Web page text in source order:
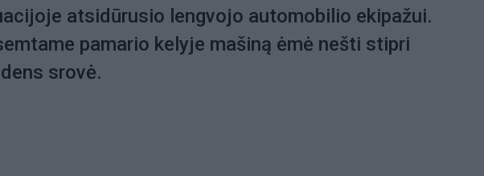
atsidūrusio lengvojo automobilio ekipažui.
pamario kelyje mašiną ėmė nešti stipri
srovė.